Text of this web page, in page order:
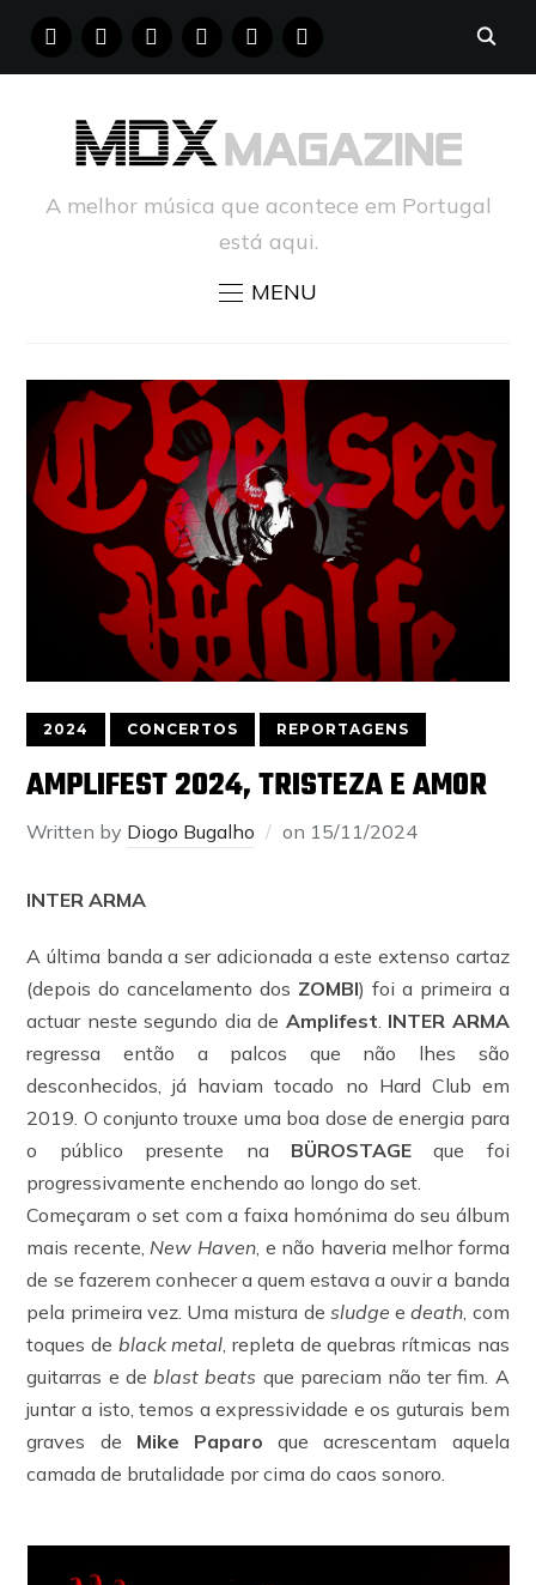
FACEBOOKINSTAGRAM
YOUTUBE PINTERESTTUMBLR
A melhor música que acontece em Portugal
está aqui.
MENU
2024 CONCERTOS REPORTAGENS
AMPLIFEST 2024, TRISTEZA E AMOR
Written by Diogo Bugalho on 15/11/2024
INTER ARMA
A última banda a ser adicionada a este extenso cartaz
(depois do cancelamento dos ZOMBI) foi a primeira a
actuar neste segundo dia de Amplifest. INTER ARMA
regressa então a palcos que não lhes são
desconhecidos, já haviam tocado no Hard Club em
2019. O conjunto trouxe uma boa dose de energia para
o público presente na BÜROSTAGEque foi
progressivamente enchendo ao longo do set.
Começaram o set com a faixa homónima do seu álbum
mais recente,New Haven, e não haveria melhor forma
de se fazerem conhecer a quem estava a ouvir a banda
pela primeira vez. Uma mistura de sludge edeath, com
toques de black metal, repleta de quebras rítmicas nas
guitarras e deblast beats que pareciam não ter fim. A
juntar a isto, temos a expressividade e os guturais bem
graves de Mike Paparo que acrescentam aquela
camada de brutalidade por cima do caos sonoro.